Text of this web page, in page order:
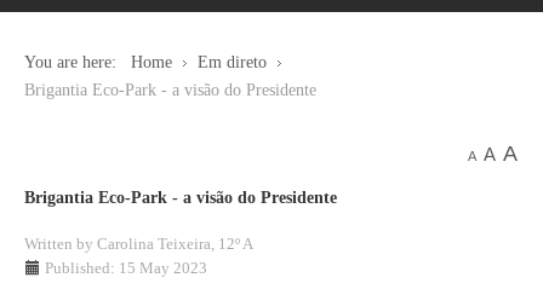
You are here: Home
Em direto
Brigantia Eco-Park - a visão do Presidente
A A A
Brigantia Eco-Park - a visão do Presidente
Written by Carolina Teixeira, 12º A
Published: 15 May 2023